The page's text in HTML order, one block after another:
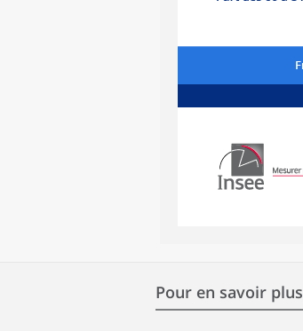
Pour en savoir plus